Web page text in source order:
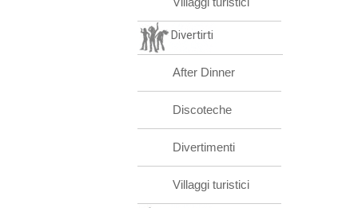
Divertirti
After Dinner
Discoteche
Divertimenti
Villaggi turistici